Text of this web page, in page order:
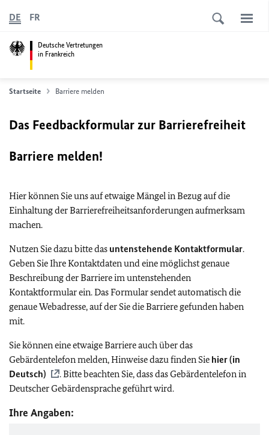
Deutsche Vertretungen
in Frankreich
DE FR
Startseite Barriere melden
Das Feedbackformular zur Barrierefreiheit
Barriere melden!
Hier können Sie uns auf etwaige Mängel in Bezug auf die
Einhaltung der Barrierefreiheitsanforderungen aufmerksam
machen.
Nutzen Sie dazu bitte das untenstehende Kontaktformular.
Geben Sie Ihre Kontaktdaten und eine möglichst genaue
Beschreibung der Barriere im untenstehenden
Kontaktformular ein. Das Formular sendet automatisch die
genaue Webadresse, auf der Sie die Barriere gefunden haben
mit.
Sie können eine etwaige Barriere auch über das
Gebärdentelefon melden, Hinweise dazu finden Sie hier (in
Deutsch)
. Bitte beachten Sie, dass das Gebärdentelefon in
Deutscher Gebärdensprache geführt wird.
Ihre Angaben: